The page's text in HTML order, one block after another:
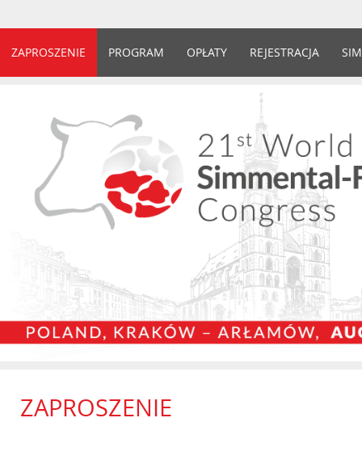
ZAPROSZENIE PROGRAM OPŁATY REJESTRACJA
ZAPROSZENIE